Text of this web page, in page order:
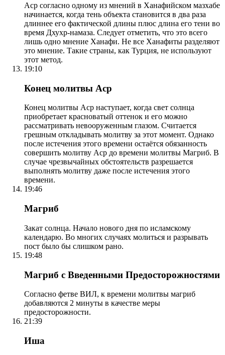
Аср согласно одному из мнений в Ханафийском мазхабе
начинается, когда тень объекта становится в два раза
длиннее его фактической длины плюс длина его тени во
время Дхухр-намаза. Следует отметить, что это всего
лишь одно мнение Ханафи. Не все Ханафиты разделяют
это мнение. Такие страны, как Турция, не используют
этот метод.
19:10
Конец молитвы Аср
Конец молитвы Аср наступает, когда свет солнца
приобретает красноватый оттенок и его можно
рассматривать невооруженным глазом. Считается
грешным откладывать молитву за этот момент. Однако
после истечения этого времени остаётся обязанность
совершить молитву Аср до времени молитвы Магриб. В
случае чрезвычайных обстоятельств разрешается
выполнять молитву даже после истечения этого
времени.
19:46
Магриб
Закат солнца. Начало нового дня по исламскому
календарю. Во многих случаях молиться и разрывать
пост было бы слишком рано.
19:48
Магриб с Введенными Предосторожностями
Согласно фетве ВИЛ, к времени молитвы магриб
добавляются 2 минуты в качестве меры
предосторожности.
21:39
Иша